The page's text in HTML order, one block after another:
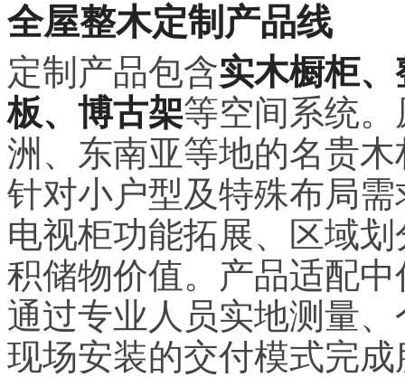
全屋整木定制产品线
定制产品包含实木橱柜
板、博古架等空间系统
洲、东南亚等地的名贵
针对小户型及特殊布局
电视柜功能拓展、区域
积储物价值。产品适配
通过专业人员实地测量
现场安装的交付模式完